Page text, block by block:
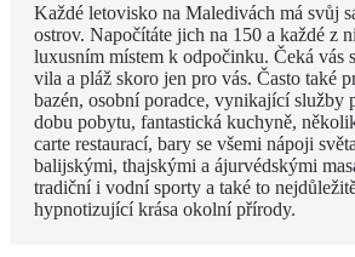
Každé letovisko na Maledivách má svůj
ostrov. Napočítáte jich na 150 a každé z
luxusním místem k odpočinku. Čeká vás
vila a pláž skoro jen pro vás. Často také
bazén, osobní poradce, vynikající služby
dobu pobytu, fantastická kuchyně,
carte restaurací, bary se všemi nápoji
balijskými, thajskými a ájurvédskými
tradiční i vodní sporty a také to
hypnotizující krása okolní přírody.